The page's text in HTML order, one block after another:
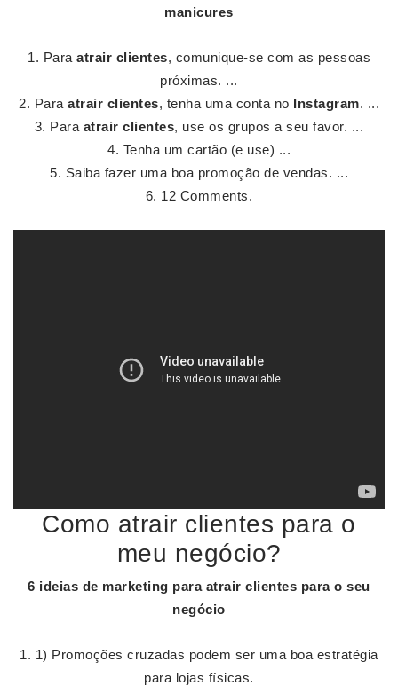
manicures
Para atrair clientes, comunique-se com as pessoas
próximas. ...
Para atrair clientes, tenha uma conta no Instagram. ...
Para atrair clientes, use os grupos a seu favor. ...
Tenha um cartão (e use) ...
Saiba fazer uma boa promoção de vendas. ...
12 Comments.
Como atrair clientes para o
meu negócio?
6 ideias de marketing para atrair clientes para o seu
negócio
1) Promoções cruzadas podem ser uma boa estratégia
para lojas físicas.